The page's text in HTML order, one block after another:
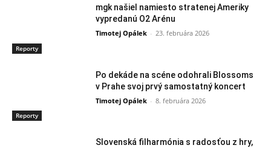
Reporty
mgk našiel namiesto stratenej Ameriky
vypredanú O2 Arénu
Timotej Opálek - 23. februára 2026
Reporty
Po dekáde na scéne odohrali Blossoms
v Prahe svoj prvý samostatný koncert
Timotej Opálek - 8. februára 2026
Slovenská filharmónia s radosťou z hry,